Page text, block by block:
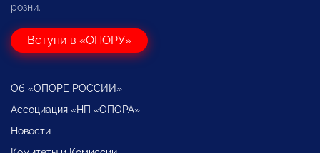
розни.
Вступи в «ОПОРУ»
Об «ОПОРЕ РОССИИ»
Ассоциация «НП «ОПОРА»
Новости